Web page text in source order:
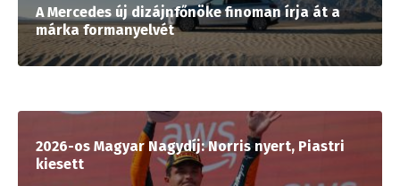
A Mercedes új dizájnfőnöke finoman írja át a
márka formanyelvét
2026-os Magyar Nagydíj: Norris nyert, Piastri
kiesett